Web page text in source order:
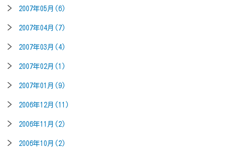
2007年05月(6)
2007年04月(7)
2007年03月(4)
2007年02月(1)
2007年01月(9)
2006年12月(11)
2006年11月(2)
2006年10月(2)